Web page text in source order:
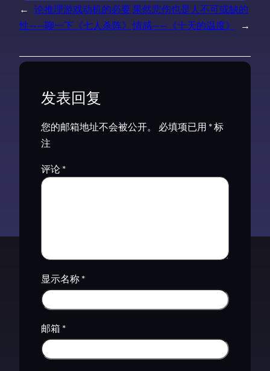
←
论推理游戏动机的必要
性——聊一下《七人杀阵》
果然悲伤也是人不可或缺的
情感——《十天的温度》
→
发表回复
您的邮箱地址不会被公开。 必填项已用 *标
注
评论 *
显示名称 *
邮箱 *